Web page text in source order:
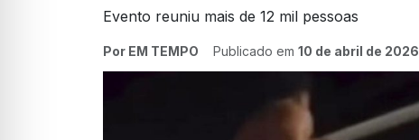
Evento reuniu mais de 12 mil pessoas
Por EM TEMPO Publicado em 10 de abril de 2026